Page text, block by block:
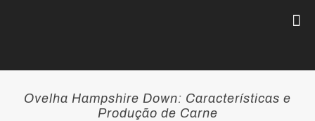
Ovelha Hampshire Down: Características e
Produção de Carne